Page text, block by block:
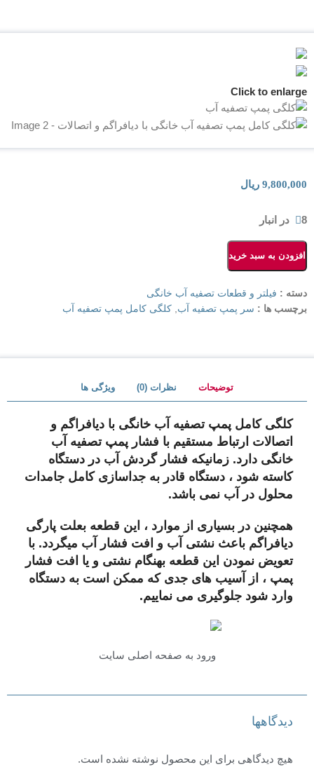
Click to enlarge
9,800,000 ریال
8 در انبار
افزودن به سبد خرید
دسته : فیلتر و قطعات تصفیه آب خانگی
برچسب ها : سر پمپ تصفیه آب کلگی کامل پمپ تصفیه آب
توضیحات نظرات (0) ویژگی ها
کلگی کامل پمپ تصفیه آب خانگی با دیافراگم و
اتصالات ارتباط مستقیم با فشار پمپ تصفیه آب
خانگی دارد. زمانیکه فشار گردش آب در دستگاه
کاسته شود ، دستگاه قادر به جداسازی کامل جامدات
محلول در آب نمی باشد.
همچنین در بسیاری از موارد ، این قطعه بعلت پارگی
دیافراگم باعث نشتی آب و افت فشار آب میگردد. با
تعویض نمودن این قطعه بهنگام نشتی و یا افت فشار
پمپ ، از آسیب های جدی که ممکن است به دستگاه
وارد شود جلوگیری می نماییم.
ورود به صفحه اصلی سایت
دیدگاهها
هیچ دیدگاهی برای این محصول نوشته نشده است.